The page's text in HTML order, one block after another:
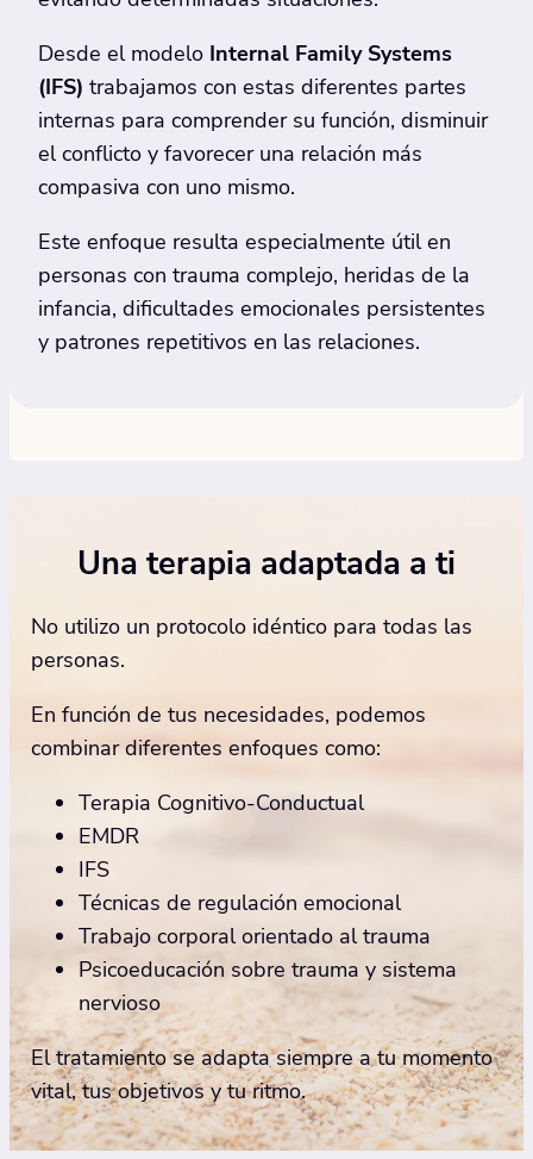
Desde el modelo Internal Family Systems
(IFS) trabajamos con estas diferentes partes
internas para comprender su función, disminuir
el conflicto y favorecer una relación más
compasiva con uno mismo.
Este enfoque resulta especialmente útil en
personas con trauma complejo, heridas de la
infancia, dificultades emocionales persistentes
y patrones repetitivos en las relaciones.
Una terapia adaptada a ti
No utilizo un protocolo idéntico para todas las
personas.
En función de tus necesidades, podemos
combinar diferentes enfoques como:
Terapia Cognitivo-Conductual
EMDR
IFS
Técnicas de regulación emocional
Trabajo corporal orientado al trauma
Psicoeducación sobre trauma y sistema
nervioso
El tratamiento se adapta siempre a tu momento
vital, tus objetivos y tu ritmo.